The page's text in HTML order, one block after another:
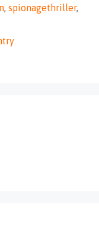
, spionagethriller,